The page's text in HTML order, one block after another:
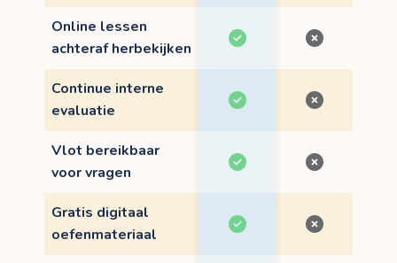
Online lessen
achteraf herbekijken
Continue interne
evaluatie
Vlot bereikbaar
voor vragen
Gratis digitaal
oefenmateriaal